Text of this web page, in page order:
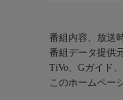
番組内容、放送
番組データ提供
TiVo、Gガイド
このホームペー